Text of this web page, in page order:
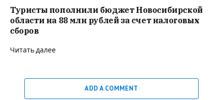
Туристы пополнили бюджет Новосибирской
области на 88 млн рублей за счет налоговых
сборов
Читать далее
ADD A COMMENT